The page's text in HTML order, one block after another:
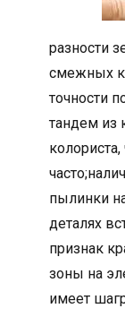
разности
смежных
точности
тандем из
пылинки
деталях
признак
зоны на
имеет